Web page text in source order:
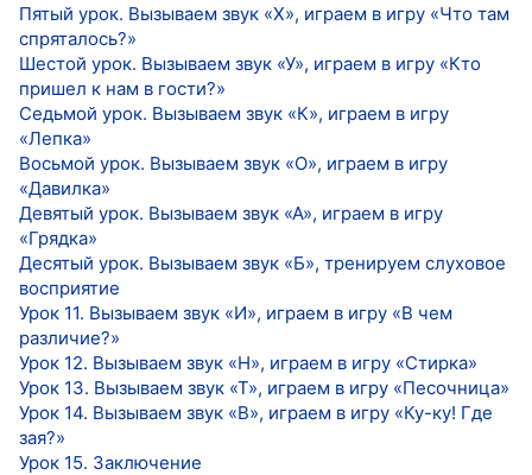
Пятый урок. Вызываем звук «Х», играем в игру «Что там
спряталось?»
Шестой урок. Вызываем звук «У», играем в игру «Кто
пришел к нам в гости?»
Седьмой урок. Вызываем звук «К», играем в игру
«Лепка»
Восьмой урок. Вызываем звук «О», играем в игру
«Давилка»
Девятый урок. Вызываем звук «А», играем в игру
«Грядка»
Десятый урок. Вызываем звук «Б», тренируем слуховое
восприятие
Урок 11. Вызываем звук «И», играем в игру «В чем
различие?»
Урок 12. Вызываем звук «Н», играем в игру «Стирка»
Урок 13. Вызываем звук «Т», играем в игру «Песочница»
Урок 14. Вызываем звук «В», играем в игру «Ку-ку! Где
зая?»
Урок 15. Заключение